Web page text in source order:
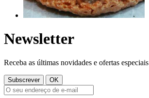
Newsletter
Receba as últimas novidades e ofertas especiais